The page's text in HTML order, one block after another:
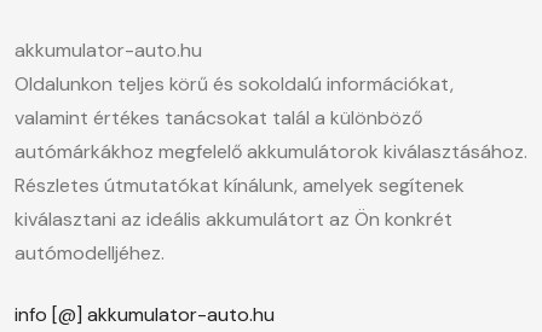
akkumulator-auto.hu
Oldalunkon teljes körű és sokoldalú információkat,
valamint értékes tanácsokat talál a különböző
autómárkákhoz megfelelő akkumulátorok kiválasztásához.
Részletes útmutatókat kínálunk, amelyek segítenek
kiválasztani az ideális akkumulátort az Ön konkrét
autómodelljéhez.
info [@] akkumulator-auto.hu